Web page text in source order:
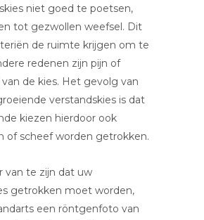
niet goed te poetsen,
tot gezwollen weefsel. Dit
de ruimte krijgen om te
redenen zijn pijn of
de kies. Het gevolg van
verstandskies is dat
kiezen hierdoor ook
of scheef worden getrokken.
van te zijn dat uw
getrokken moet worden,
een röntgenfoto van